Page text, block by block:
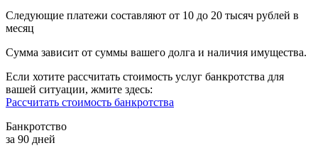
Следующие платежи составляют от 10 до 20 тысяч рублей в
месяц
Сумма зависит от суммы вашего долга и наличия имущества.
Если хотите рассчитать стоимость услуг банкротства для
вашей ситуации, жмите здесь:
Рассчитать стоимость банкротства
Банкротство
за 90 дней